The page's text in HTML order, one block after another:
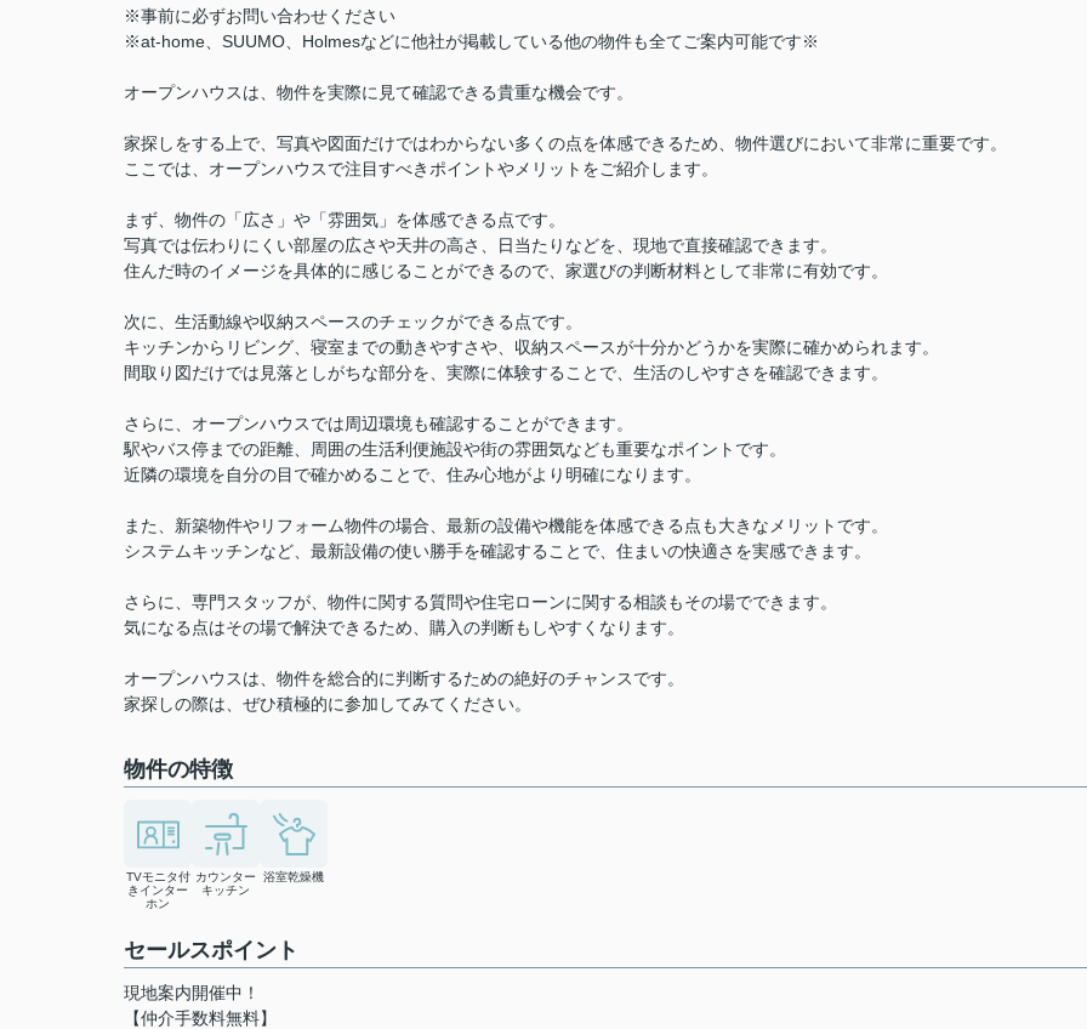
※事前に必ずお問い合わせください
※at-home、SUUMO、Holmesなどに他社が掲載している他の物件も全てご案内可能です※
オープンハウスは、物件を実際に見て確認できる貴重な機会です。
家探しをする上で、写真や図面だけではわからない多くの点を体感できるため、物件選びにおいて非常に重要です。
ここでは、オープンハウスで注目すべきポイントやメリットをご紹介します。
まず、物件の「広さ」や「雰囲気」を体感できる点です。
写真では伝わりにくい部屋の広さや天井の高さ、日当たりなどを、現地で直接確認できます。
住んだ時のイメージを具体的に感じることができるので、家選びの判断材料として非常に有効です。
次に、生活動線や収納スペースのチェックができる点です。
キッチンからリビング、寝室までの動きやすさや、収納スペースが十分かどうかを実際に確かめられます。
間取り図だけでは見落としがちな部分を、実際に体験することで、生活のしやすさを確認できます。
さらに、オープンハウスでは周辺環境も確認することができます。
駅やバス停までの距離、周囲の生活利便施設や街の雰囲気なども重要なポイントです。
近隣の環境を自分の目で確かめることで、住み心地がより明確になります。
また、新築物件やリフォーム物件の場合、最新の設備や機能を体感できる点も大きなメリットです。
システムキッチンなど、最新設備の使い勝手を確認することで、住まいの快適さを実感できます。
さらに、専門スタッフが、物件に関する質問や住宅ローンに関する相談もその場でできます。
気になる点はその場で解決できるため、購入の判断もしやすくなります。
オープンハウスは、物件を総合的に判断するための絶好のチャンスです。
家探しの際は、ぜひ積極的に参加してみてください。
物件の特徴
TVモニタ付
きインター
ホン
カウンター
キッチン
浴室乾燥機
セールスポイント
現地案内開催中！
【仲介手数料無料】